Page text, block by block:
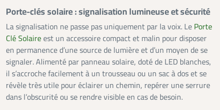
Porte-clés solaire : signalisation lumineuse et sécurité
La signalisation ne passe pas uniquement par la voix. Le Porte
Clé Solaireest un accessoire compact et malin pour disposer
en permanence d’une source de lumière et d’un moyen de se
signaler. Alimenté par panneau solaire, doté de LED blanches,
il s’accroche facilement à un trousseau ou un sac à dos et se
révèle très utile pour éclairer un chemin, repérer une serrure
dans l’obscurité ou se rendre visible en cas de besoin.